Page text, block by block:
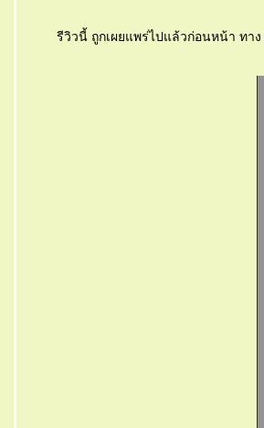
รีวิวนี้ ถูกเผยแพร่ไปแล้วก่อนหน้า ทาง